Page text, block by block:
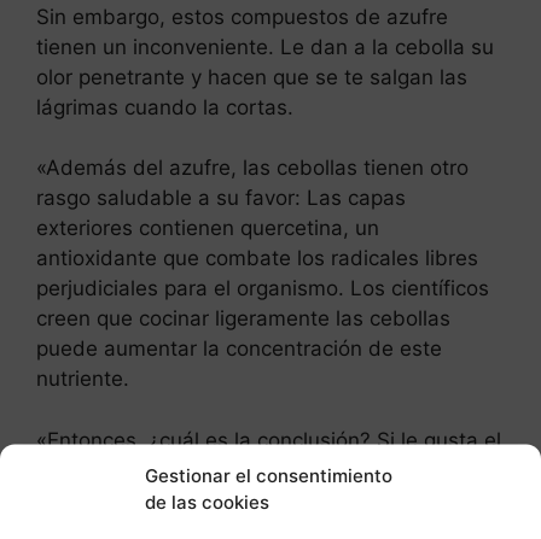
Gestionar el consentimiento
de las cookies
Sin embargo, estos compuestos de azufre
tienen un inconveniente. Le dan a la cebolla su
olor penetrante y hacen que se te salgan las
lágrimas cuando la cortas.
«Además del azufre, las cebollas tienen otro
rasgo saludable a su favor: Las capas
exteriores contienen quercetina, un
antioxidante que combate los radicales libres
perjudiciales para el organismo. Los científicos
creen que cocinar ligeramente las cebollas
puede aumentar la concentración de este
nutriente.
«Entonces, ¿cuál es la conclusión? Si le gusta el
sabor de la cebolla cruda, pruebe a añadirla en
rodajas a las ensaladas, hamburguesas o